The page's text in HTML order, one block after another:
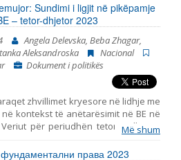
Sundimi i ligjit në pikëpamje
– tetor-dhjetor 2023
Angela Delevska, Beba Zhagar,
Aleksandroska
Nacional
Dokument i politikës
zhvillimet kryesore në lidhje me
kontekst të anëtarësimit në BE në
për periudhën tetor – dhjetor
monitorimin e themeleve të
BE, duke përfshirë zhvillimet
Më shum
фундаментални права 2023